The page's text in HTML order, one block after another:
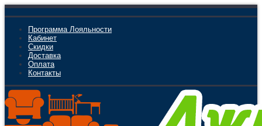
Программа Лояльности
Кабинет
Скидки
Доставка
Оплата
Контакты